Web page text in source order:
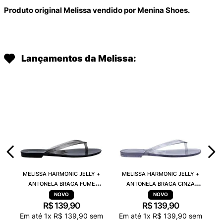
Produto original Melissa vendido por Menina Shoes.
Lançamentos da Melissa:
MELISSA HARMONIC JELLY +
ANTONELA BRAGA FUME
TRANSPARENTE 38263
R$ 139,90
Em até 1x R$ 139,90 sem
MELISSA HARMONIC JELLY +
ANTONELA BRAGA CINZA
TRANSPARENTE 38263
R$ 139,90
Em até 1x R$ 139,90 sem